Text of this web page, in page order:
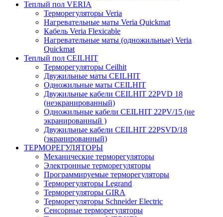
Теплый пол VERIA
Терморегуляторы Veria
Нагревательные маты Veria Quickmat
Кабель Veria Flexicable
Нагревательные маты (одножильные) Veria
Quickmat
Теплый пол CEILHIT
Терморегуляторы Ceilhit
Двужильные маты CEILHIT
Одножильные маты CEILHIT
Двужильные кабели CEILHIT 22PVD 18
(неэкранированный)
Одножильные кабели CEILHIT 22PV/15 (не
экранированный )
Двужильные кабели CEILHIT 22PSVD/18
(экранированный)
ТЕРМОРЕГУЛЯТОРЫ
Механические терморегуляторы
Электронные терморегуляторы
Программируемые терморегуляторы
Терморегуляторы Legrand
Терморегуляторы GIRA
Терморегуляторы Schneider Electric
Сенсорные терморегуляторы